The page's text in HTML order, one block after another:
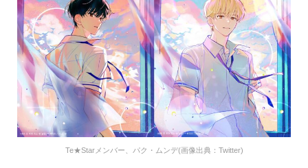
Te★Starメンバー、パク・ムンデ(画像出典：Twitter)